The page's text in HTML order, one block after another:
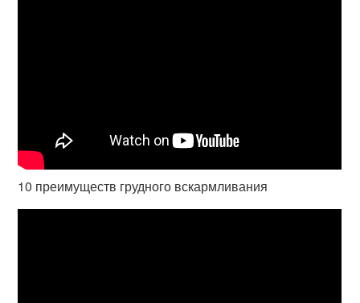
10 преимуществ грудного вскармливания